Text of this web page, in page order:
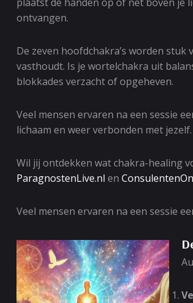
ontvangen.
De zeven hoofdchakra’s worden
vasthoudt. Is je wortelchakra uit
blokkades verzacht of opgeheven.
Veel mensen ervaren na een sessie
lichaam en weer verbonden met jezelf.
Wil jij ontdekken wat chakra-healing
ParagnostenLive.nl en
Veel mensen ervaren na een sessie